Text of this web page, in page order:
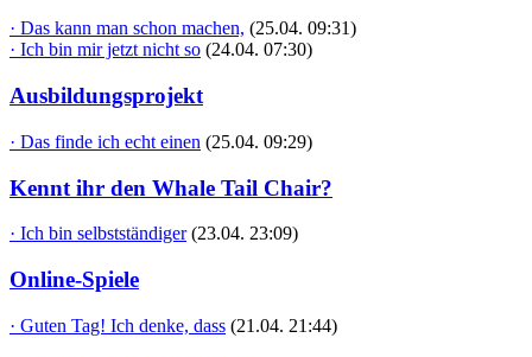
· Das kann man schon machen, (25.04. 09:31)
· Ich bin mir jetzt nicht so (24.04. 07:30)
Ausbildungsprojekt
· Das finde ich echt einen (25.04. 09:29)
Kennt ihr den Whale Tail Chair?
· Ich bin selbstständiger (23.04. 23:09)
Online-Spiele
· Guten Tag! Ich denke, dass (21.04. 21:44)